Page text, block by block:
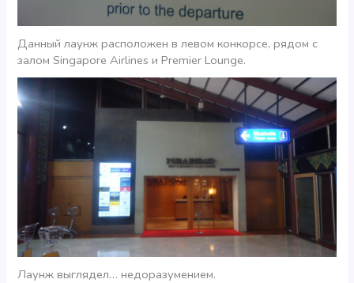
Данный лаунж расположен в левом конкорсе, рядом с
залом Singapore Airlines и Premier Lounge.
Лаунж выглядел… недоразумением.